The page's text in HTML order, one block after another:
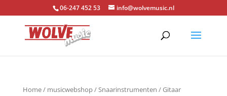
06-247 452 53 info@wolvemusic.nl
Home/ musicwebshop/Snaarinstrumenten /Gitaar